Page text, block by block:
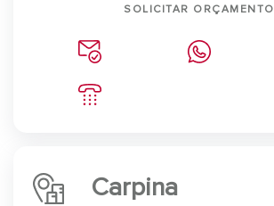
SOLICITAR ORÇAMENTO
Carpina